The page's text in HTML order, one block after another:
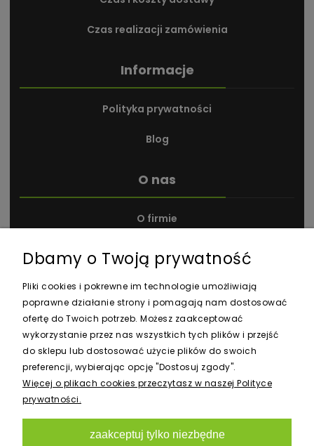
Czas realizacji zamówienia
Informacje
Polityka prywatności
Blog
O nas
O firmie
Kontakt i dane firmy
Newsletter
Dbamy o Twoją prywatność
Pliki cookies i pokrewne im technologie umożliwiają
poprawne działanie strony i pomagają nam dostosować
ofertę do Twoich potrzeb. Możesz zaakceptować
wykorzystanie przez nas wszystkich tych plików i przejść
do sklepu lub dostosować użycie plików do swoich
preferencji, wybierając opcję "Dostosuj zgody".
Więcej o plikach cookies przeczytasz w naszej Polityce
prywatności.
zaakceptuj tylko niezbędne